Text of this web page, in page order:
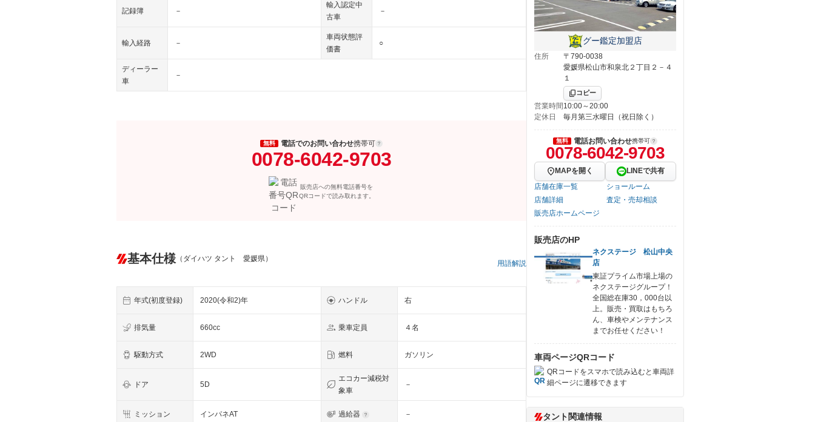
記録簿 －
輸入認定中
古車
－
輸入経路 －
車両状態評
価書
○
ディーラー
車
－
無料 電話でのお問い合わせ携帯可
0078-6042-9703
販売店への無料電話番号を
QRコードで読み取れます。
基本仕様 （ダイハツ タント 愛媛県）
用語解説
年式(初度登録) 2020(令和2)年 ハンドル 右
排気量 660cc 乗車定員 ４名
駆動方式 2WD 燃料 ガソリン
ドア 5D
エコカー減税対
象車
－
ミッション インパネAT 過給器 －
グー鑑定加盟店
住所
〒790-0038
愛媛県松山市和泉北２丁目２－４
１
コピー
営業時間10:00～20:00
定休日
毎月第三水曜日（祝日除く）
無料 電話お問い合わせ携帯可
0078-6042-9703
MAPを開く
LINEで共有
店舗在庫一覧
ショールーム
店舗詳細
査定・売却相談
販売店ホームページ
販売店のHP
ネクステージ 松山中央
店
東証プライム市場上場の
ネクステージグループ！
全国総在庫30，000台以
上。販売・買取はもちろ
ん、車検やメンテナンス
までお任せください！
車両ページQRコード
QRコードをスマホで読み込むと車両詳
細ページに遷移できます
タント関連情報